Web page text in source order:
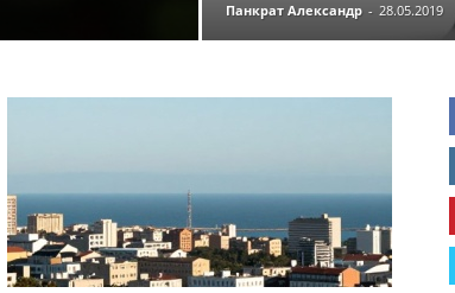
Панкрат Александр - 28.05.2019